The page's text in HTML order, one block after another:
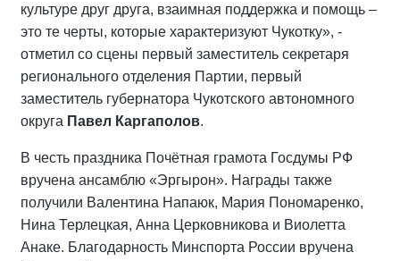
культуре друг друга, взаимная поддержка и помощь –
это те черты, которые характеризуют Чукотку», -
отметил со сцены первый заместитель секретаря
регионального отделения Партии, первый
заместитель губернатора Чукотского автономного
округа Павел Каргаполов.
В честь праздника Почётная грамота Госдумы РФ
вручена ансамблю «Эргырон». Награды также
получили Валентина Напаюк, Мария Пономаренко,
Нина Терлецкая, Анна Церковникова и Виолетта
Анаке. Благодарность Минспорта России вручена